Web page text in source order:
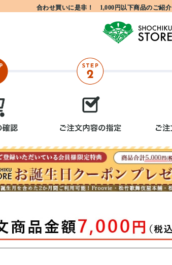
合わせ買いに是非！ 1,000円以下商品のご紹介